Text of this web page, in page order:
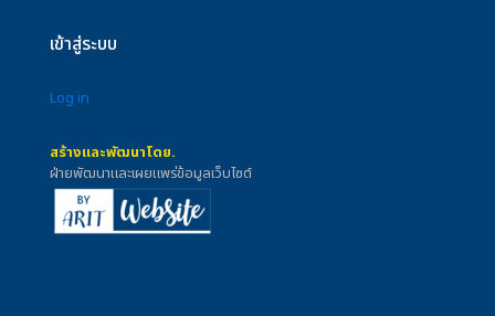
เข้าสู่ระบบ
Log in
สร้างและพัฒนาโดย.
ฝ่ายพัฒนาและเผยแพร่ข้อมูลเว็บไซต์